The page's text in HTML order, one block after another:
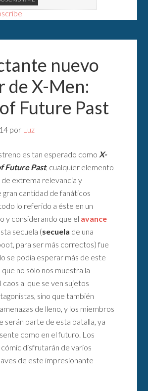
nuevo
de X-Men:
Future Past
por Luz
es tan esperado como X-
Future Past, cualquier elemento
extrema relevancia y
gran cantidad de fanáticos
lo referido a éste en un
y considerando que el avance
secuela (secuela de una
para ser más correctos) fue
se podía esperar más de este
no sólo nos muestra la
al que se ven sujetos
sino que también
de lleno, y los miembros
serán parte de esta batalla, ya
como en el futuro. Los
disfrutarán de varios
de este impresionante